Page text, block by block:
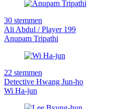
30 stemmen
Ali Abdul / Player 199
Anupam Tripathi
22 stemmen
Detective Hwang Jun-ho
Wi Ha-jun